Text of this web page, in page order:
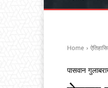
Home
पासवान